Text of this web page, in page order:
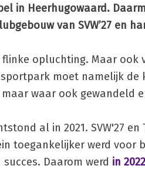
in Heerhugowaard.
van SVW’27 en
opluchting. Maar ook
moet namelijk
waar ook gewandeld
al in 2021. SVW'27
toegankelijker werd voor
Daarom werd in 2022